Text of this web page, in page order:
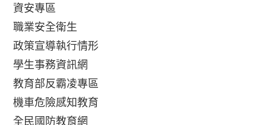
資安專區
職業安全衛生
政策宣導執行情形
學生事務資訊網
教育部反霸凌專區
機車危險感知教育
全民國防教育網